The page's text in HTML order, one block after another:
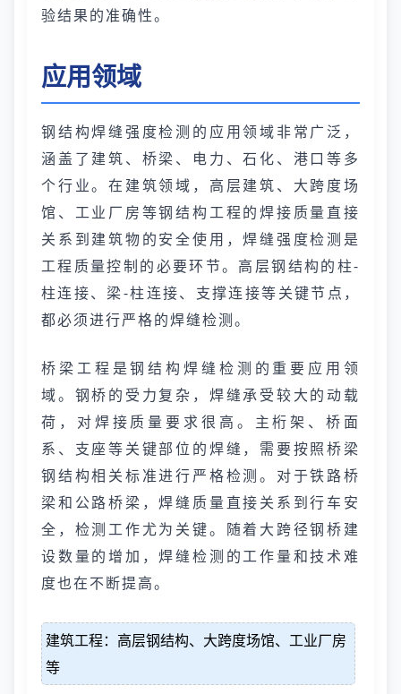
验结果的准确性。
应用领域
钢结构焊缝强度检测的应用领域非常广泛，
涵盖了建筑、桥梁、电力、石化、港口等多
个行业。在建筑领域，高层建筑、大跨度场
馆、工业厂房等钢结构工程的焊接质量直接
关系到建筑物的安全使用，焊缝强度检测是
工程质量控制的必要环节。高层钢结构的柱-
柱连接、梁-柱连接、支撑连接等关键节点，
都必须进行严格的焊缝检测。
桥梁工程是钢结构焊缝检测的重要应用领
域。钢桥的受力复杂，焊缝承受较大的动载
荷，对焊接质量要求很高。主桁架、桥面
系、支座等关键部位的焊缝，需要按照桥梁
钢结构相关标准进行严格检测。对于铁路桥
梁和公路桥梁，焊缝质量直接关系到行车安
全，检测工作尤为关键。随着大跨径钢桥建
设数量的增加，焊缝检测的工作量和技术难
度也在不断提高。
建筑工程：高层钢结构、大跨度场馆、工业厂房
等